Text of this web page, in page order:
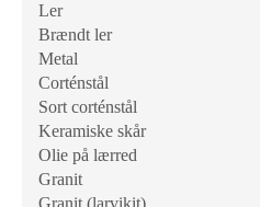
Ler
Brændt ler
Metal
Corténstål
Sort corténstål
Keramiske skår
Olie på lærred
Granit